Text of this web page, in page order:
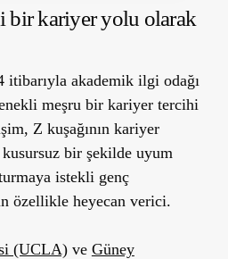
bir kariyer yolu olarak
itibarıyla akademik ilgi odağı
meşru bir kariyer tercihi
Z kuşağının kariyer
kusursuz bir şekilde uyum
istekli genç
özellikle heyecan verici.
(UCLA)ve Güney